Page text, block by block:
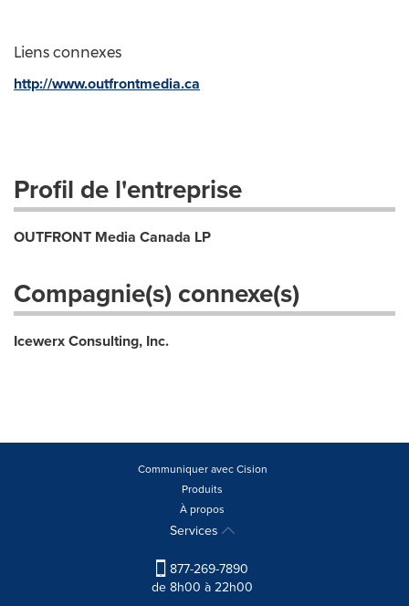
Liens connexes
http://www.outfrontmedia.ca
Profil de l'entreprise
OUTFRONT Media Canada LP
Compagnie(s) connexe(s)
Icewerx Consulting, Inc.
Communiquer avec Cision
Produits
À propos
Services
877-269-7890
de 8h00 à 22h00